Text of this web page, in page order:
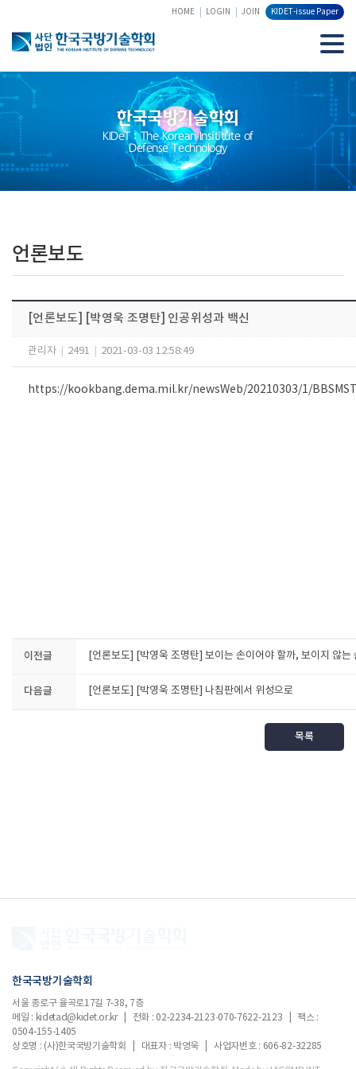
HOME LOGIN JOIN KIDET-issue Paper
한국국방기술학회
KIDeT : The Korean Insititute of
Defense Technology
언론보도
[언론보도] [박영욱 조명탄] 인공위성과 백신
관리자 2491 2021-03-03 12:58:49
https://kookbang.dema.mil.kr/newsWeb/20210303/1/
이전글 [언론보도] [박영욱 조명탄] 보이는 손이어야 할까, 보이지 않는
다음글 [언론보도] [박영욱 조명탄] 나침판에서 위성으로
목록
한국국방기술학회
서울 종로구 율곡로17길 7-38, 7층
메일 : kidetad@kidet.or.kr | 전화 : 02-2234-2123·070-7622-2123 | 팩스 :
0504-155-1405
상호명 : (사)한국국방기술학회 | 대표자 : 박영욱 | 사업자번호 : 606-82-32285